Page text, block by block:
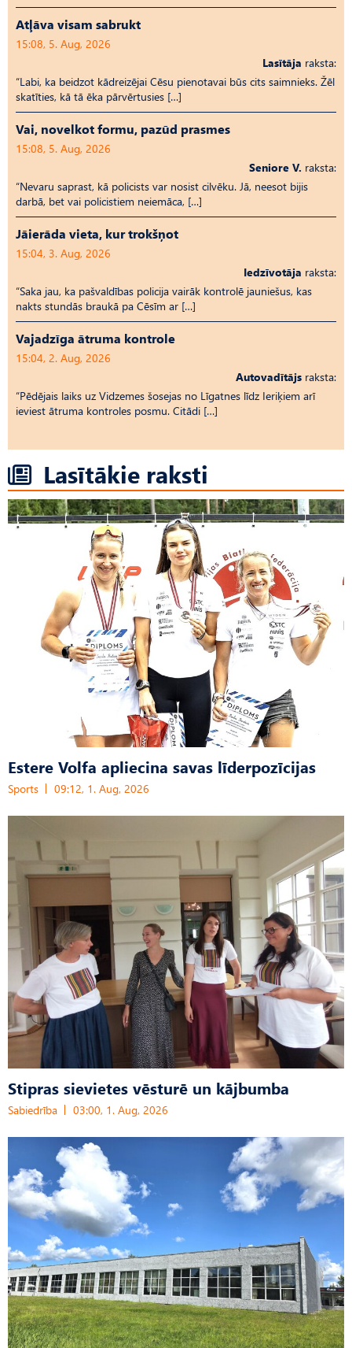
Atļāva visam sabrukt
15:08, 5. Aug, 2026
Lasītāja raksta:
“Labi, ka beidzot kādreizējai Cēsu pienotavai būs cits saimnieks. Žēl
skatīties, kā tā ēka pārvērtusies […]
Vai, novelkot formu, pazūd prasmes
15:08, 5. Aug, 2026
Seniore V. raksta:
“Nevaru saprast, kā policists var nosist cilvēku. Jā, neesot bijis
darbā, bet vai policistiem neiemāca, […]
Jāierāda vieta, kur trokšņot
15:04, 3. Aug, 2026
Iedzīvotāja raksta:
“Saka jau, ka pašvaldības policija vairāk kontrolē jauniešus, kas
nakts stundās braukā pa Cēsīm ar […]
Vajadzīga ātruma kontrole
15:04, 2. Aug, 2026
Autovadītājs raksta:
“Pēdējais laiks uz Vid­ze­mes šosejas no Līgatnes līdz Ieriķiem arī
ieviest ātruma kontroles posmu. Citādi […]
Lasītākie raksti
Estere Volfa apliecina savas līderpozīcijas
Sports 09:12, 1. Aug, 2026
Stipras sievietes vēsturē un kājbumba
Sabiedrība 03:00, 1. Aug, 2026